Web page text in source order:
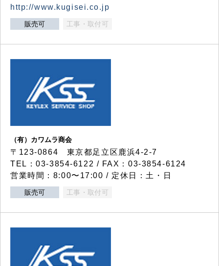
http://www.kugisei.co.jp
販売可 工事・取付可
（有）カワムラ商会
〒123-0864 東京都足立区鹿浜4-2-7
TEL：03-3854-6122 / FAX：03-3854-6124
営業時間：8:00〜17:00 / 定休日：土・日
販売可 工事・取付可